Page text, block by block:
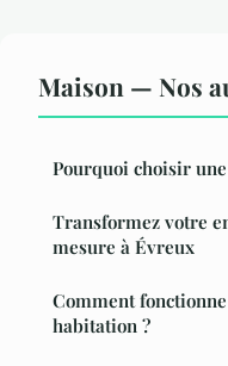
Maison — Nos
Pourquoi choisir
Transformez votre
mesure à Évreux
Comment
habitation ?